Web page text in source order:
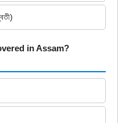
in Assam?